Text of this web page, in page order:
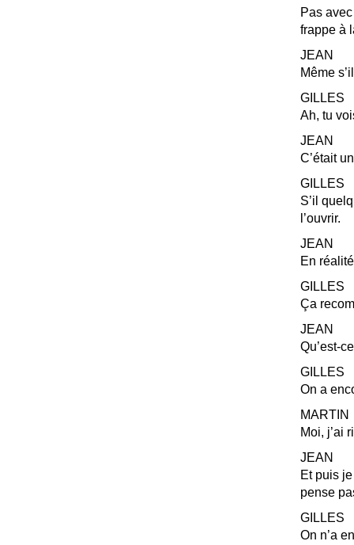
Pas
frappe à
JEAN
Même
GILLES
Ah, tu
JEAN
C’était
GILLES
S’il
l’ouvrir.
JEAN
En
GILLES
Ça
JEAN
Qu’est-
GILLES
On a
MARTIN
Moi, j’ai
JEAN
Et puis
pense
GILLES
On n’a